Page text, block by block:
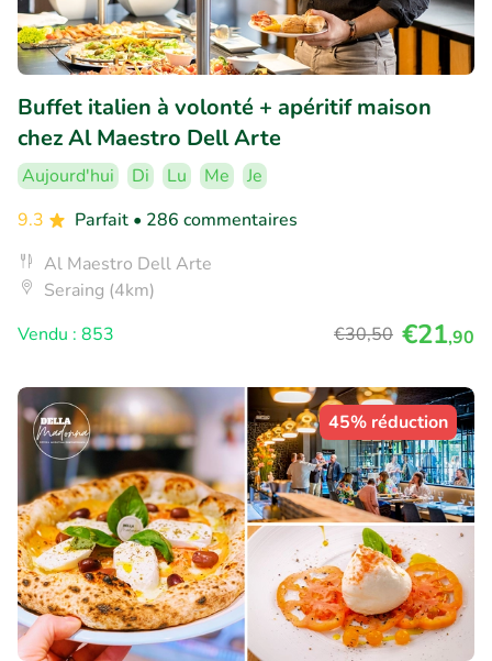
Buffet italien à volonté + apéritif maison
chez Al Maestro Dell Arte
Aujourd'hui Di Lu Me
Je
9.3
Parfait • 286 commentaires
Al Maestro Dell Arte
Seraing (4km)
Vendu : 853
€30,50 €21,90
45% réduction